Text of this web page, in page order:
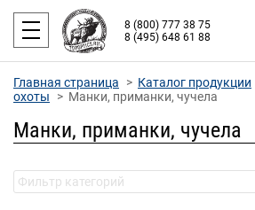
8 (800) 777 38 75
8 (495) 648 61 88
Главная страница Каталог продукции
охоты
Манки, приманки, чучела
Манки, приманки, чучела